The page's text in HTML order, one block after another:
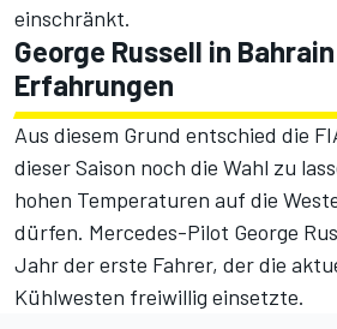
einschränkt.
George Russell in
Erfahrungen
Aus diesem Grund entschied die
dieser Saison noch die Wahl zu
hohen Temperaturen auf die
dürfen. Mercedes-Pilot George
Jahr der erste Fahrer, der die
Kühlwesten freiwillig einsetzte.